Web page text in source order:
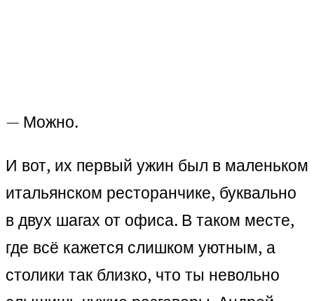
— Можно.
И вот, их первый ужин был в маленьком
итальянском ресторанчике, буквально
в двух шагах от офиса. В таком месте,
где всё кажется слишком уютным, а
столики так близко, что ты невольно